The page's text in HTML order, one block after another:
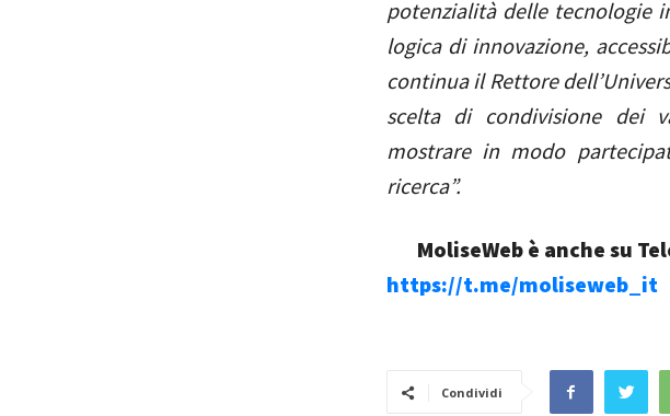
potenzialità delle tecnologie
logica di innovazione,
continua il Rettore
scelta di condivisione dei
mostrare in modo
ricerca”.
MoliseWeb è anche su
https://t.me/moliseweb_it
Condividi